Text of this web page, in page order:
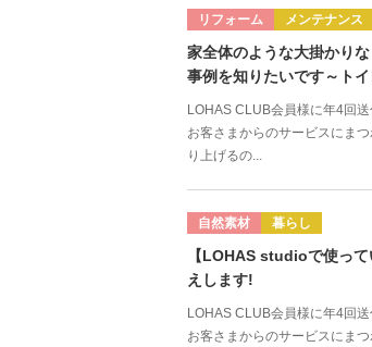
リフォーム メンテナンス
家全体のような大掛かり
事例を知りたいです～ト
LOHAS CLUB会員様に年4回
お客さまからのサービスにま
り上げるの...
自然素材 暮らし
【LOHAS studioで使っ
えします!
LOHAS CLUB会員様に年4回
お客さまからのサービスにま